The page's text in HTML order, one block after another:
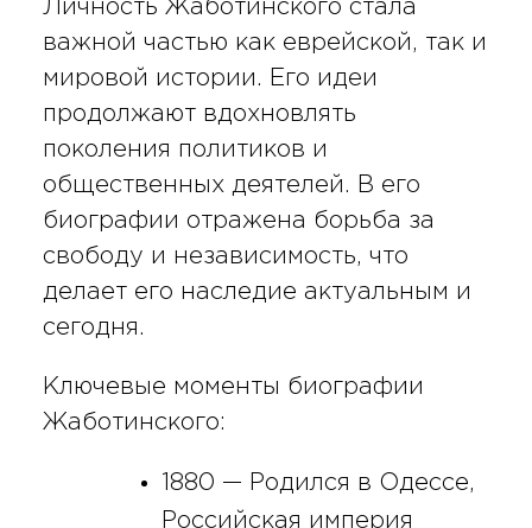
Личность Жаботинского стала
важной частью как еврейской, так и
мировой истории. Его идеи
продолжают вдохновлять
поколения политиков и
общественных деятелей. В его
биографии отражена борьба за
свободу и независимость, что
делает его наследие актуальным и
сегодня.
Ключевые моменты биографии
Жаботинского:
1880 — Родился в Одессе,
Российская империя